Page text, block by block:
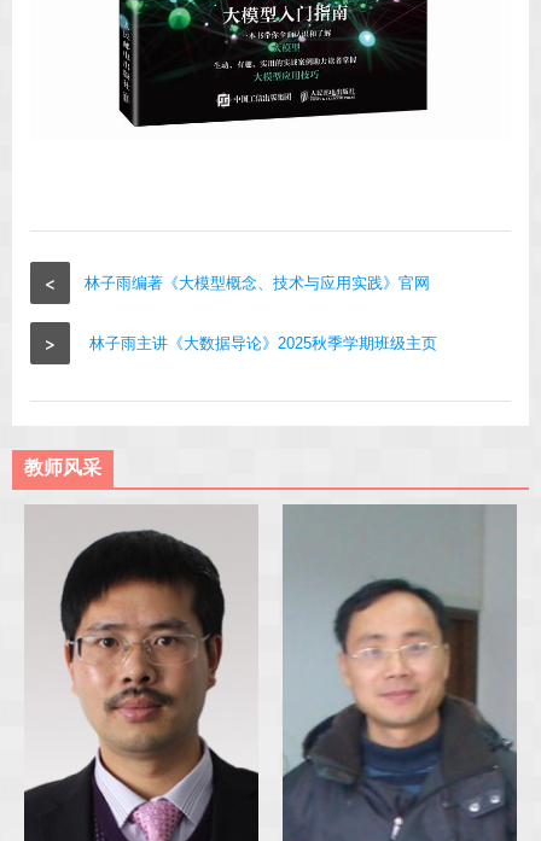
< 林子雨编著《大模型概念、技术与应用实践》官网
> 林子雨主讲《大数据导论》2025秋季学期班级主页
教师风采